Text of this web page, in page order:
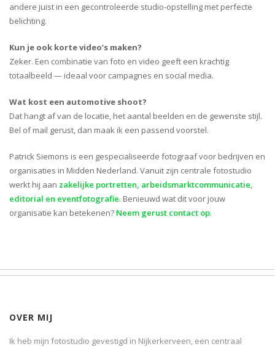
andere juist in een gecontroleerde studio-opstelling met perfecte
belichting.
Kun je ook korte video’s maken?
Zeker. Een combinatie van foto en video geeft een krachtig
totaalbeeld — ideaal voor campagnes en social media.
Wat kost een automotive shoot?
Dat hangt af van de locatie, het aantal beelden en de gewenste stijl.
Bel of mail gerust, dan maak ik een passend voorstel.
Patrick Siemons is een gespecialiseerde fotograaf voor bedrijven en
organisaties in Midden Nederland. Vanuit zijn centrale fotostudio
werkt hij aan zakelijke portretten, arbeidsmarktcommunicatie,
editorial en eventfotografie. Benieuwd wat dit voor jouw
organisatie kan betekenen? Neem gerust contact op.
OVER MIJ
Ik heb mijn fotostudio gevestigd in Nijkerkerveen, een centraal